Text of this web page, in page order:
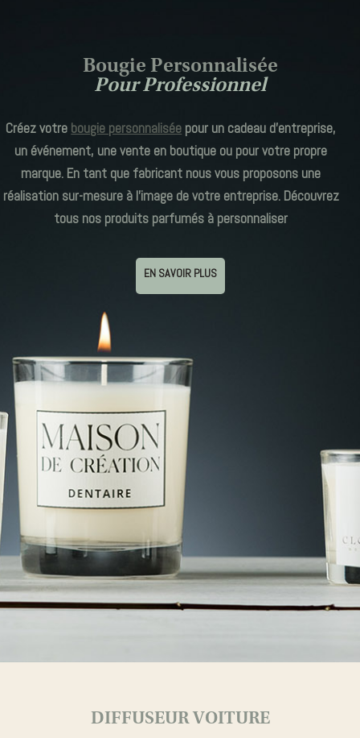
Bougie Personnalisée
Pour Professionnel
Créez votre bougie personnalisée pour un cadeau d’entreprise,
un événement, une vente en boutique ou pour votre propre
marque. En tant que fabricant nous vous proposons une
réalisation sur-mesure à l’image de votre entreprise. Découvrez
tous nos produits parfumés à personnaliser
EN SAVOIR PLUS
DIFFUSEUR VOITURE